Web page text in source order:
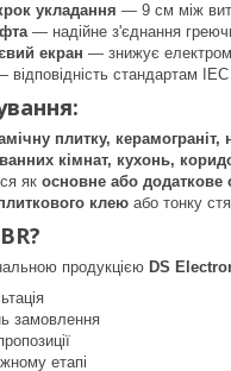
укладання — 9 см між
— надійне з'єднання
екран — знижує
відповідність стандартам IEC
плитку, керамограніт,
ванних кімнат, кухонь,
як основне або додаткове
клею або тонку
продукцією DS
замовлення
етапі